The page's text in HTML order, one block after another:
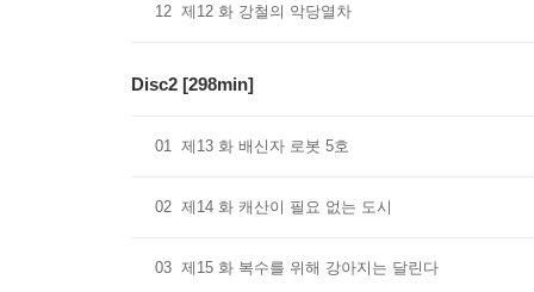
12 제12 화 강철의 악당열차
Disc2 [298min]
01 제13 화 배신자 로봇 5호
02 제14 화 캐산이 필요 없는 도시
03 제15 화 복수를 위해 강아지는 달린다